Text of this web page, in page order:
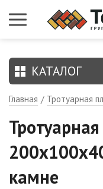
КАТАЛОГ
Главная / Тротуарная
камне